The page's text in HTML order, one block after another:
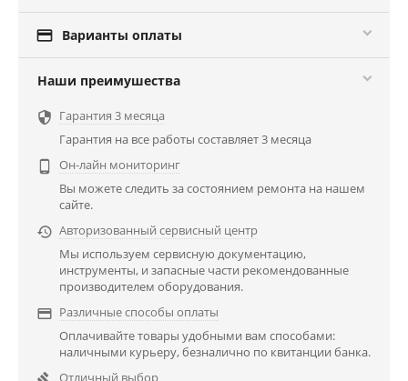
 Варианты оплаты
Наши преимушества
 Гарантия 3 месяца
Гарантия на все работы составляет 3 месяца

Он-лайн мониторинг
Вы можете следить за состоянием ремонта на нашем
сайте.
 Авторизованный сервисный центр
Мы используем сервисную документацию,
инструменты, и запасные части рекомендованные
производителем оборудования.
 Различные способы оплаты
Оплачивайте товары удобными вам способами:
наличными курьеру, безналично по квитанции банка.
Отличный выбор